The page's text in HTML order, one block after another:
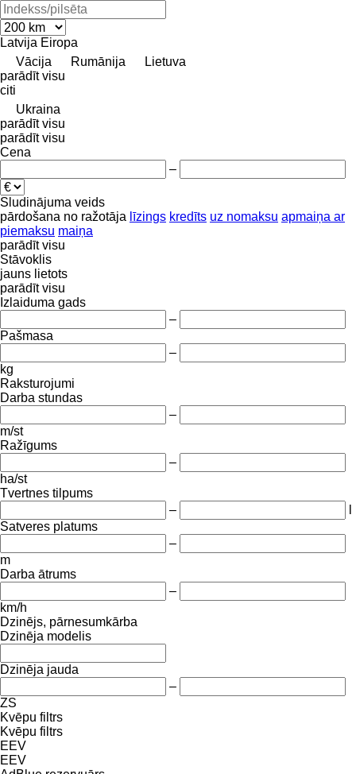
Latvija Eiropa
Vācija
Rumānija
Lietuva
parādīt visu
citi
Ukraina
parādīt visu
parādīt visu
Cena
–
Sludinājuma veids
pārdošana no ražotāja līzings kredīts uz nomaksu apmaiņa ar
piemaksu maiņa
parādīt visu
Stāvoklis
jauns lietots
parādīt visu
Izlaiduma gads
–
Pašmasa
–
kg
Raksturojumi
Darba stundas
–
m/st
Ražīgums
–
ha/st
Tvertnes tilpums
–
Satveres platums
–
m
Darba ātrums
–
km/h
Dzinējs, pārnesumkārba
Dzinēja modelis
Dzinēja jauda
–
ZS
Kvēpu filtrs
Kvēpu filtrs
EEV
EEV